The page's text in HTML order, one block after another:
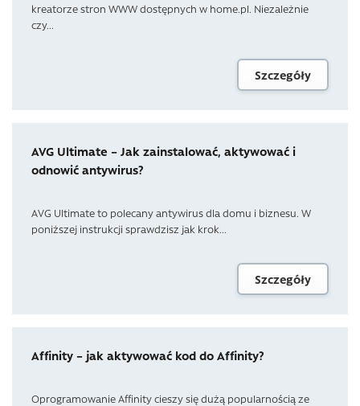
kreatorze stron WWW dostępnych w home.pl. Niezależnie
czy...
Szczegóły
AVG Ultimate – Jak zainstalować, aktywować i
odnowić antywirus?
AVG Ultimate to polecany antywirus dla domu i biznesu. W
poniższej instrukcji sprawdzisz jak krok...
Szczegóły
Affinity – jak aktywować kod do Affinity?
Oprogramowanie Affinity cieszy się dużą popularnością ze